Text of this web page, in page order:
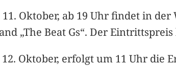
11. Oktober, ab 19 Uhr findet in
„The Beat Gs“. Der
12. Oktober, erfolgt um 11 Uhr